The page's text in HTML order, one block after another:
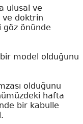
ulusal ve
ve doktrin
göz önünde
bir model olduğunu
olduğunu
hafta
bir kabulle